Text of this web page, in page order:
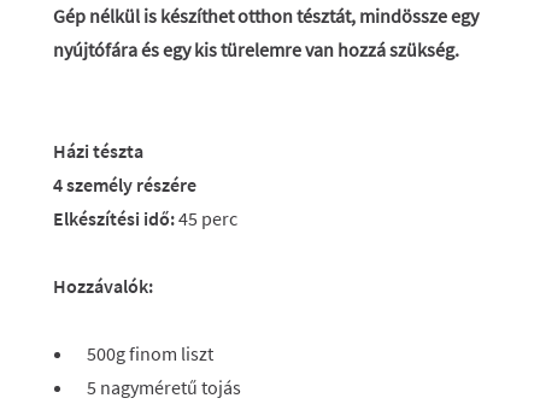
Gép nélkül is készíthet otthon tésztát, mindössze egy
nyújtófára és egy kis türelemre van hozzá szükség.
Házi tészta
4 személy részére
Elkészítési idő:45 perc
Hozzávalók:
500g finom liszt
5 nagyméretű tojás